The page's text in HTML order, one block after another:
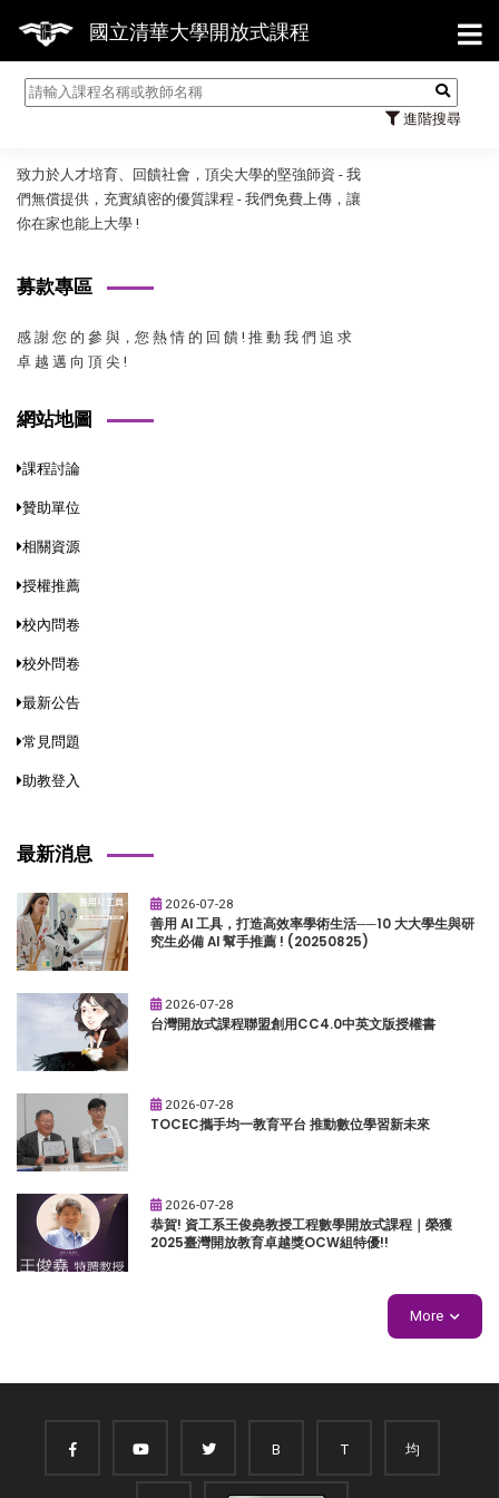
國立清華大學開放式課程
進階搜尋
【
致力於人才培育、回饋社會，頂尖大學的堅強師資 - 我
們無償提供，充實縝密的優質課程 - 我們免費上傳，讓
你在家也能上大學 !
募款專區
感 謝 您 的 參 與，您 熱 情 的 回 饋 ! 推 動 我 們 追 求
卓 越 邁 向 頂 尖 !
網站地圖
課程討論
贊助單位
相關資源
授權推薦
校內問卷
校外問卷
最新公告
常見問題
助教登入
最新消息
2026-07-28
善用 AI 工具，打造高效率學術生活──10 大大學生與研
究生必備 AI 幫手推薦 ! (20250825)
2026-07-28
台灣開放式課程聯盟創用CC4.0中英文版授權書
2026-07-28
TOCEC攜手均一教育平台 推動數位學習新未來
2026-07-28
恭賀! 資工系王俊堯教授工程數學開放式課程｜榮獲
2025臺灣開放教育卓越獎OCW組特優!!
More
B T 均